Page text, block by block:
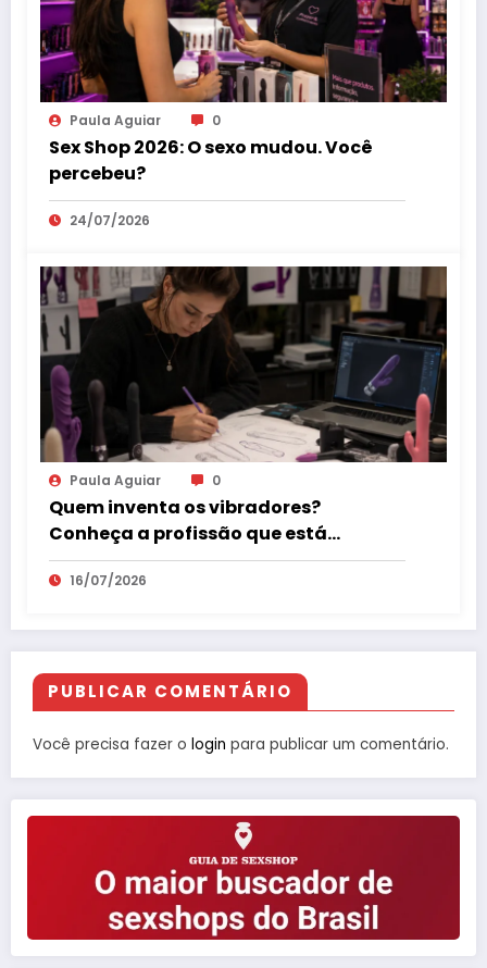
Paula Aguiar 0
Sex Shop 2026: O sexo mudou. Você
percebeu?
24/07/2026
Paula Aguiar 0
Quem inventa os vibradores?
Conheça a profissão que está
revolucionando o mercado erótico
16/07/2026
PUBLICAR COMENTÁRIO
Você precisa fazer o login para publicar um comentário.